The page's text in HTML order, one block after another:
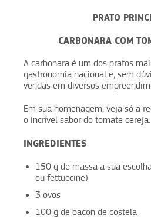
PRATO
CARBONARA COM
A carbonara é um dos pratos
gastronomia nacional e, sem
vendas em diversos
Em sua homenagem, veja só a
o incrível sabor do tomate cereja:
INGREDIENTES
150 g de massa a sua
ou fettuccine)
3 ovos
100 g de bacon de costela